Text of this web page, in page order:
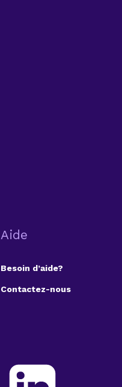
Aide
Besoin d’aide?
Contactez-nous